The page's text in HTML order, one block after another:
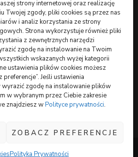
strony internetowej oraz realizację
Twojej zgody, pliki cookies są przez nas
i analiz korzystania ze strony
Strona wykorzystuje również pliki
z zewnętrznych narzędzi
zgodę na instalowanie na Twoim
wskazanych wyżej kategorii
ustawienia plików cookies możesz
Jeśli ustawienia
zgodę na instalowanie plików
w wybranym przez Ciebie zakresie
znajdziesz wPolityce prywatności.
ZOBACZ PREFERENCJE
Polityka Prywatności
Prywatności